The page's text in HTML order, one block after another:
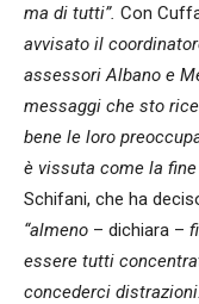
ma di tutti”. Con
avvisato il
assessori Albano e
messaggi che sto
bene le loro
è vissuta come la
Schifani, che ha
“almeno – dichiara –
essere tutti
concederci